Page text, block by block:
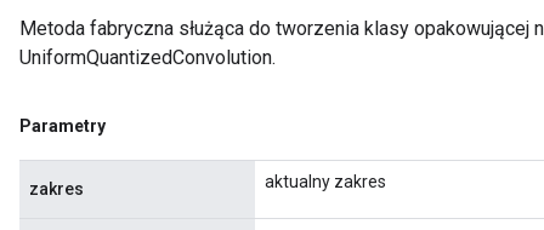
Metoda fabryczna służąca do tworzenia klasy opakowującej
UniformQuantizedConvolution.
Parametry
zakres aktualny zakres